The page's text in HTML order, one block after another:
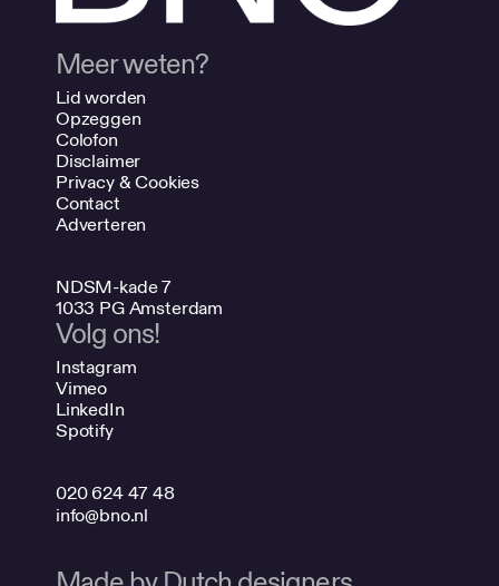
Meer weten?
Lid worden
Opzeggen
Colofon
Disclaimer
Privacy & Cookies
Contact
Adverteren
NDSM-kade 7
1033 PG Amsterdam
Volg ons!
Instagram
Vimeo
LinkedIn
Spotify
020 624 47 48
info@bno.nl